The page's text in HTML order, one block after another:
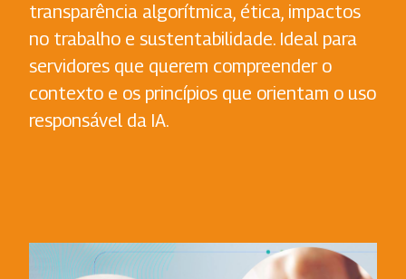
transparência algorítmica, ética, impactos
no trabalho e sustentabilidade. Ideal para
servidores que querem compreender o
contexto e os princípios que orientam o uso
responsável da IA.